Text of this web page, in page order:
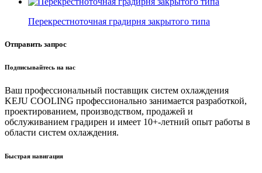
Перекрестноточная градирня закрытого типа
Отправить запрос
Подписывайтесь на нас
Ваш профессиональный поставщик систем охлаждения
KEJU COOLING профессионально занимается разработкой,
проектированием, производством, продажей и
обслуживанием градирен и имеет 10+-летний опыт работы в
области систем охлаждения.
Быстрая навигация